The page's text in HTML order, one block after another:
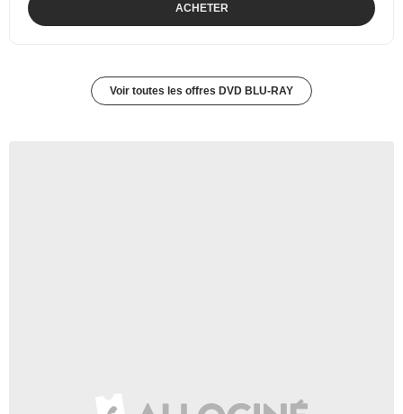
ACHETER
Voir toutes les offres DVD BLU-RAY